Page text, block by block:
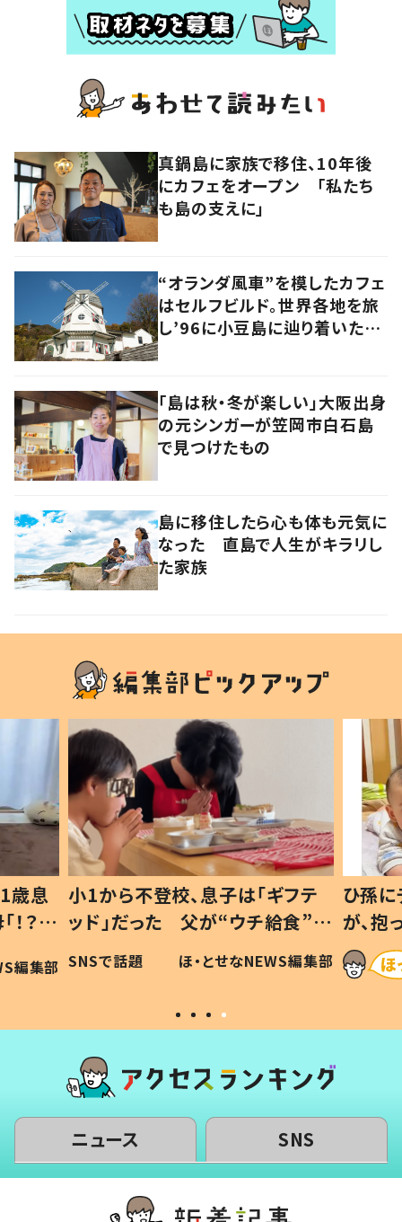
真鍋島に家族で移住、10年後
にカフェをオープン 「私たち
も島の支えに」
“オランダ風車”を模したカフェ
はセルフビルド。世界各地を旅
し’96に小豆島に辿り着いた家
「島は秋・冬が楽しい」大阪出身
の元シンガーが笠岡市白石島
で見つけたもの
島に移住したら心も体も元気に
なった 直島で人生がキラリし
た家族
歳息
？」
編集部
小1から不登校、息子は「ギフテ
ッド」だった 父が“ウチ給食”を
作り続ける理由とは #令和の親
#令和の子
SNSで話題 ほ・とせなNEWS編集部
ひ孫
が、
「涙が
い」
ニュース SNS